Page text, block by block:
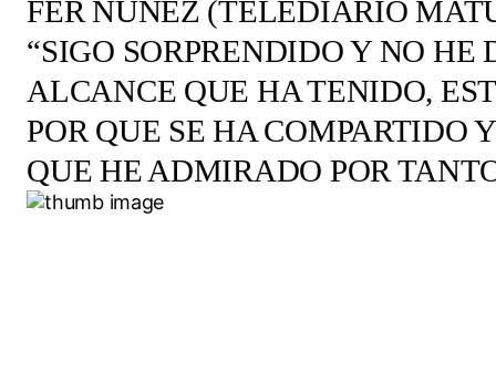
FER NÚÑEZ (TELEDIARIO
“SIGO SORPRENDIDO Y NO
ALCANCE QUE HA TENIDO,
POR QUE SE HA COMPARTIDO
QUE HE ADMIRADO POR